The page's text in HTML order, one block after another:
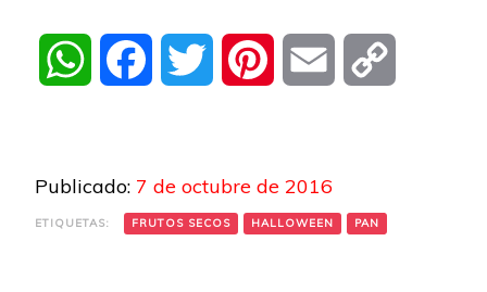
WhatsAppFacebook Twitter Pinterest Email
Publicado: 7 de octubre de 2016
ETIQUETAS: FRUTOS SECOS HALLOWEEN PAN